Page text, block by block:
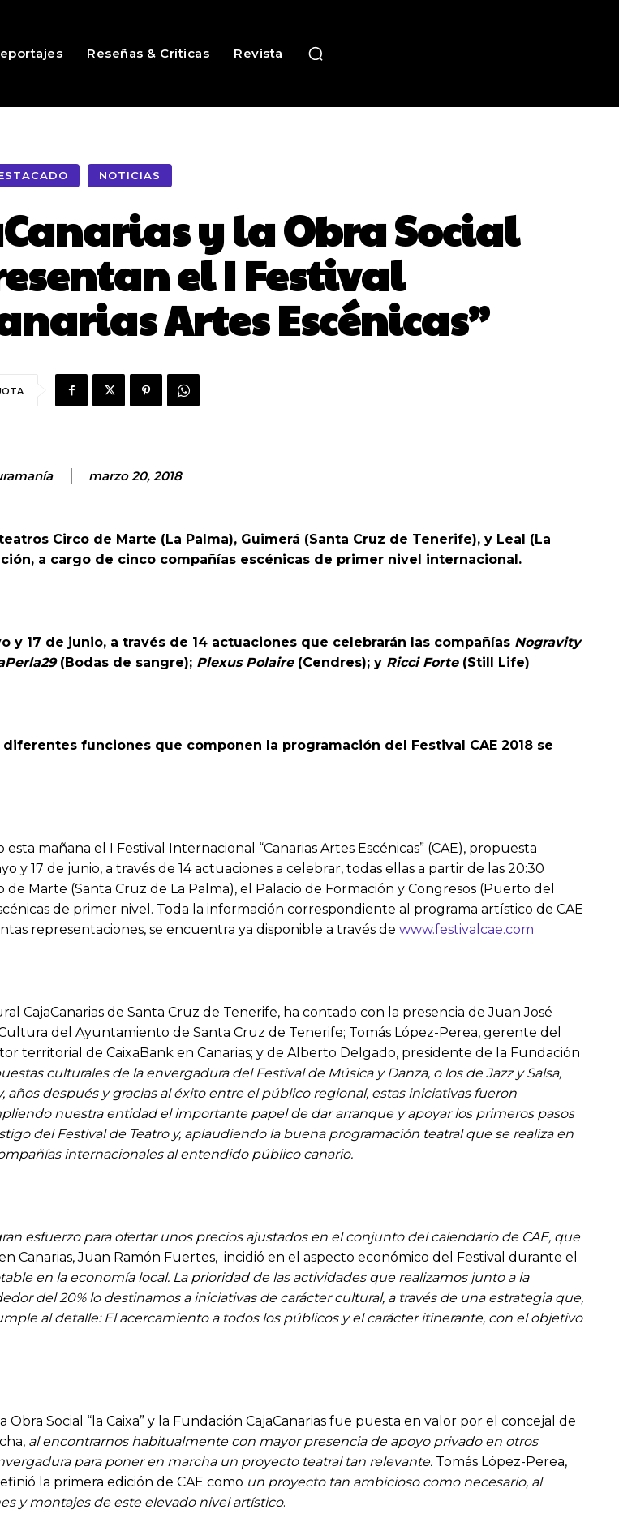
Reseñas & Críticas Revista
NOTICIAS
y la Obra Social
el I Festival
Artes Escénicas”
marzo 20, 2018
Circo de Marte (La Palma), Guimerá (Santa Cruz de Tenerife), y Leal (La
a cargo de cinco compañías escénicas de primer nivel internacional.
y 17 de junio, a través de 14 actuaciones que celebrarán las compañías Nogravity
(Bodas de sangre); Plexus Polaire (Cendres); y Ricci Forte (Still Life)
funciones que componen la programación del Festival CAE 2018 se
mañana el I Festival Internacional “Canarias Artes Escénicas” (CAE), propuesta
17 de junio, a través de 14 actuaciones a celebrar, todas ellas a partir de las 20:30
Marte (Santa Cruz de La Palma), el Palacio de Formación y Congresos (Puerto del
de primer nivel. Toda la información correspondiente al programa artístico de CAE
representaciones, se encuentra ya disponible a través de www.festivalcae.com
CajaCanarias de Santa Cruz de Tenerife, ha contado con la presencia de Juan José
del Ayuntamiento de Santa Cruz de Tenerife; Tomás López-Perea, gerente del
territorial de CaixaBank en Canarias; y de Alberto Delgado, presidente de la Fundación
culturales de la envergadura del Festival de Música y Danza, o los de Jazz y Salsa,
después y gracias al éxito entre el público regional, estas iniciativas fueron
nuestra entidad el importante papel de dar arranque y apoyar los primeros pasos
del Festival de Teatro y, aplaudiendo la buena programación teatral que se realiza en
internacionales al entendido público canario.
esfuerzo para ofertar unos precios ajustados en el conjunto del calendario de CAE, que
Canarias, Juan Ramón Fuertes, incidió en el aspecto económico del Festival durante el
en la economía local. La prioridad de las actividades que realizamos junto a la
del 20% lo destinamos a iniciativas de carácter cultural, a través de una estrategia que,
al detalle: El acercamiento a todos los públicos y el carácter itinerante, con el objetivo
Social “la Caixa” y la Fundación CajaCanarias fue puesta en valor por el concejal de
al encontrarnos habitualmente con mayor presencia de apoyo privado en otros
para poner en marcha un proyecto teatral tan relevante. Tomás López-Perea,
la primera edición de CAE como un proyecto tan ambicioso como necesario, al
y montajes de este elevado nivel artístico.